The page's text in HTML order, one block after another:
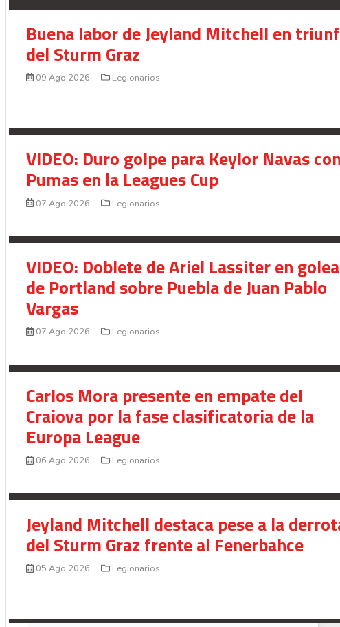
Buena labor de Jeyland Mitchell en
del Sturm Graz
09 Ago 2026 Legionarios
VIDEO: Duro golpe para Keylor Navas
Pumas en la Leagues Cup
07 Ago 2026 Legionarios
VIDEO: Doblete de Ariel Lassiter en
de Portland sobre Puebla de Juan Pablo
Vargas
07 Ago 2026 Legionarios
Carlos Mora presente en empate del
Craiova por la fase clasificatoria de la
Europa League
06 Ago 2026 Legionarios
Jeyland Mitchell destaca pese a la
del Sturm Graz frente al Fenerbahce
05 Ago 2026 Legionarios